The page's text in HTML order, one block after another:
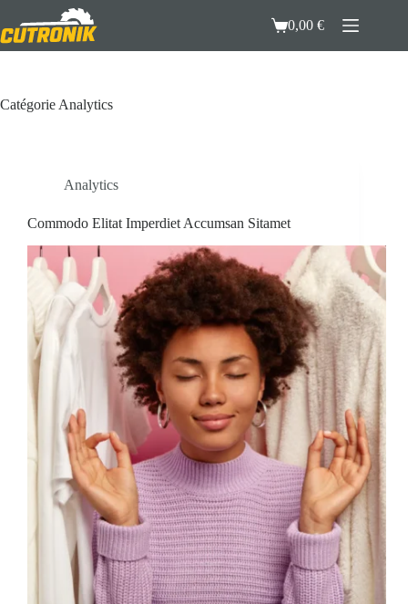
contenu
Panier
d’achat
0,00€
Catégorie Analytics
Analytics
Commodo Elitat Imperdiet Accumsan Sitamet